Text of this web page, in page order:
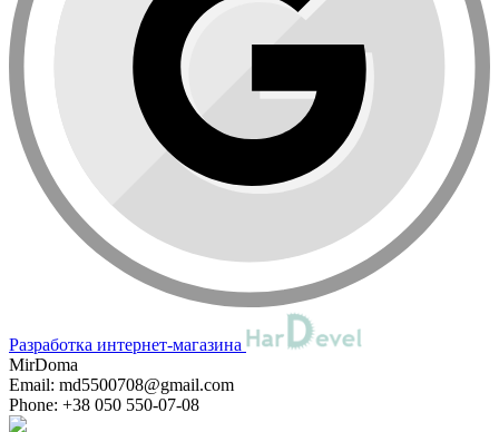
Разработка интернет-магазина
MirDoma
Email: md5500708@gmail.com
Phone: +38 050 550-07-08